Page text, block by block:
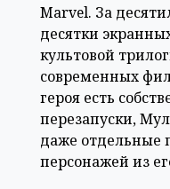
Marvel. За
десятки
культовой
современных
героя есть
перезапуски,
даже отдельные
персонажей из